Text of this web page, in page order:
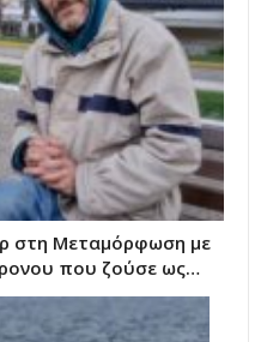
στη Μεταμόρφωση με
που ζούσε ως…